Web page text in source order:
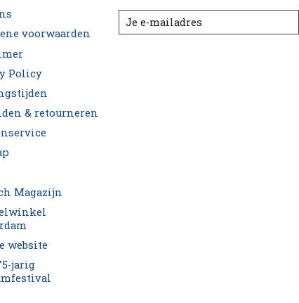
voorwaarden
Policy
& retourneren
Magazijn
website
jarig